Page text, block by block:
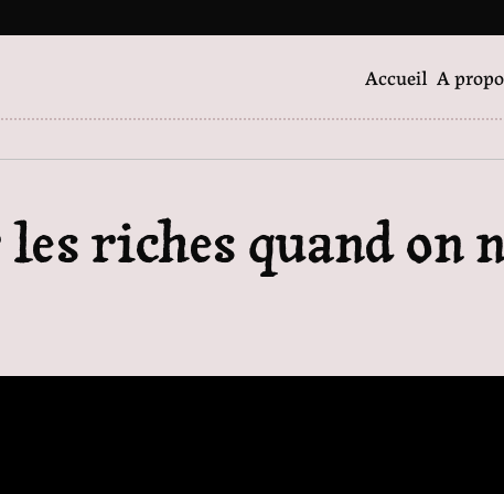
Accueil A
riches quand on